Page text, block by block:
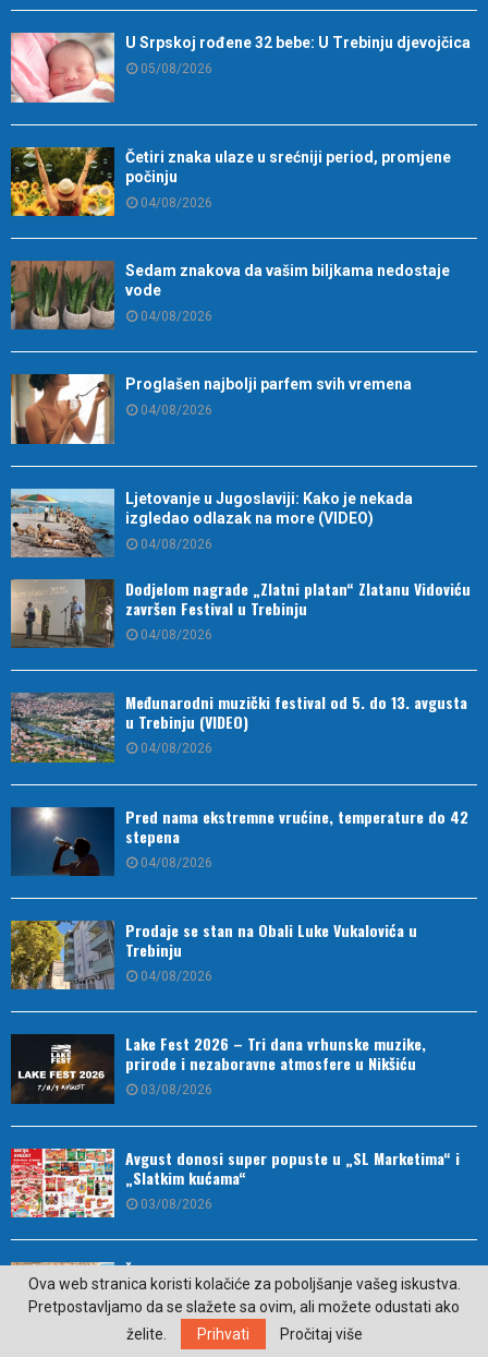
U Srpskoj rođene 32 bebe: U Trebinju djevojčica
05/08/2026
Četiri znaka ulaze u srećniji period, promjene
počinju
04/08/2026
Sedam znakova da vašim biljkama nedostaje
vode
04/08/2026
Proglašen najbolji parfem svih vremena
04/08/2026
Ljetovanje u Jugoslaviji: Kako je nekada
izgledao odlazak na more (VIDEO)
04/08/2026
Dodjelom nagrade „Zlatni platan“ Zlatanu Vidoviću
završen Festival u Trebinju
04/08/2026
Međunarodni muzički festival od 5. do 13. avgusta
u Trebinju (VIDEO)
04/08/2026
Pred nama ekstremne vrućine, temperature do 42
stepena
04/08/2026
Prodaje se stan na Obali Luke Vukalovića u
Trebinju
04/08/2026
Lake Fest 2026 – Tri dana vrhunske muzike,
prirode i nezaboravne atmosfere u Nikšiću
03/08/2026
Avgust donosi super popuste u „SL Marketima“ i
„Slatkim kućama“
03/08/2026
Ženski pčelinjak iz Hercegovine dio turističke
ponude Nacionalne geografije (VIDEO)
03/08/2026
Ova web stranica koristi kolačiće za poboljšanje vašeg iskustva.
Pretpostavljamo da se slažete sa ovim, ali možete odustati ako
želite.
Prihvati Pročitaj više